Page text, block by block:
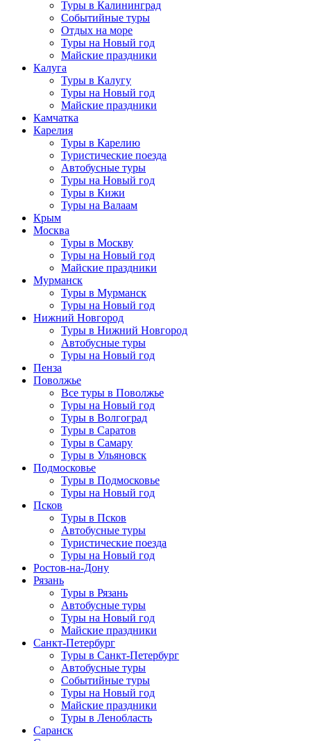
Туры в Калининград
Событийные туры
Отдых на море
Туры на Новый год
Майские праздники
Калуга
Туры в Калугу
Туры на Новый год
Майские праздники
Камчатка
Карелия
Туры в Карелию
Туристические поезда
Автобусные туры
Туры на Новый год
Туры в Кижи
Туры на Валаам
Крым
Москва
Туры в Москву
Туры на Новый год
Майские праздники
Мурманск
Туры в Мурманск
Туры на Новый год
Нижний Новгород
Туры в Нижний Новгород
Автобусные туры
Туры на Новый год
Пенза
Поволжье
Все туры в Поволжье
Туры на Новый год
Туры в Волгоград
Туры в Саратов
Туры в Самару
Туры в Ульяновск
Подмосковье
Туры в Подмосковье
Туры на Новый год
Псков
Туры в Псков
Автобусные туры
Туристические поезда
Туры на Новый год
Ростов-на-Дону
Рязань
Туры в Рязань
Автобусные туры
Туры на Новый год
Майские праздники
Санкт-Петербург
Туры в Санкт-Петербург
Автобусные туры
Событийные туры
Туры на Новый год
Майские праздники
Туры в Ленобласть
Саранск